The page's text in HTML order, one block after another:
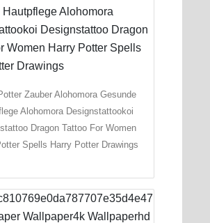
Zauber Alohomora Gesunde
Alohomora Designstattookoi
Dragon Tattoo For Women
Spells Harry Potter Drawings